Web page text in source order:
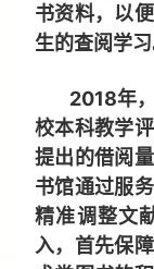
书资料，以
生的查阅学习
2018年
校本科教学
提出的借阅
书馆通过服
精准调整文
入，首先保